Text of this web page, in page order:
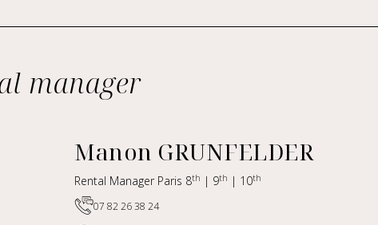
manager
Manon GRUNFELDER
Rental Manager Paris 8th | 9th | 10th
07 82 26 38 24